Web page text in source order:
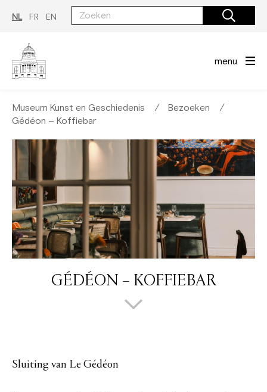
inhoud
gaan
NL FR EN
menu
Museum Kunst en Geschiedenis ∕ Bezoeken
∕
Gédéon – Koffiebar
GÉDÉON – KOFFIEBAR
Sluiting van Le Gédéon